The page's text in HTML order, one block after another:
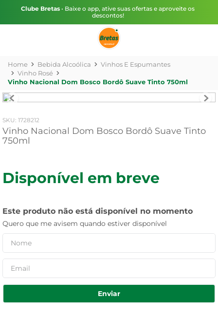
Clube Bretas • Baixe o app, ative suas ofertas e aproveite os
descontos!
Bebida Alcoólica
Vinhos E Espumantes
Vinho Rosé
Vinho Nacional Dom Bosco Bordô Suave Tinto 750ml
: 1728212
Vinho Nacional Dom Bosco Bordô Suave Tinto
750ml
Disponível em breve
Este produto não está disponível no momento
Quero que me avisem quando estiver disponível
Enviar